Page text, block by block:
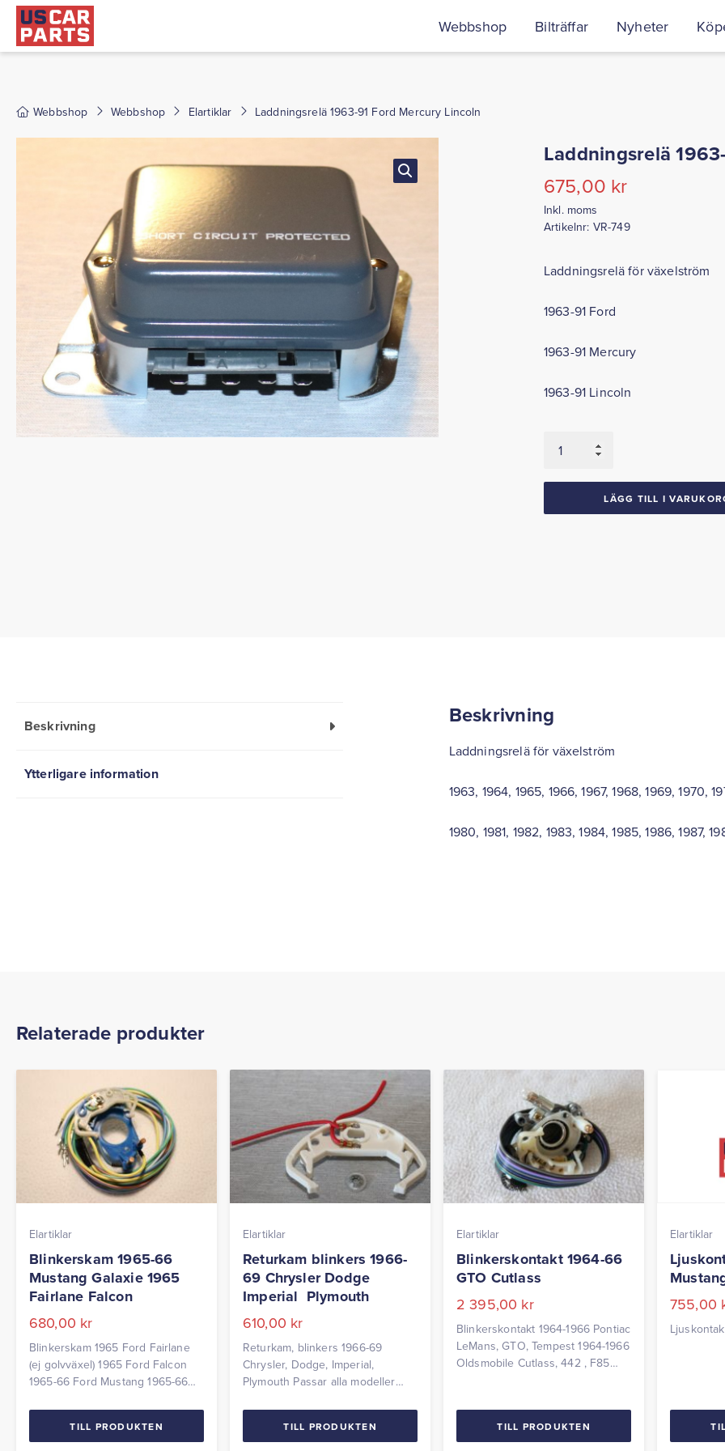
Webbshop Bilträffar Nyheter
Webbshop Webbshop Elartiklar Laddningsrelä 1963-91 Ford Mercury Lincoln
Laddningsrelä
675,00 kr
Inkl. moms
Artikelnr: VR-749
Laddningsrelä för växelström
1963-91 Ford
1963-91 Mercury
1963-91 Lincoln
1963-
LÄGG TILL I
Beskrivning
Ytterligare information
Beskrivning
Laddningsrelä för växelström
1963, 1964, 1965, 1966, 1967, 1968, 1969, 1970,
1980, 1981, 1982, 1983, 1984, 1985, 1986, 1987,
Relaterade produkter
Elartiklar
Blinkerskam 1965-66
Mustang Galaxie 1965
Fairlane Falcon
680,00 kr
Blinkerskam 1965 Ford Fairlane
(ej golvväxel) 1965 Ford Falcon
1965-66 Ford Mustang 1965-66
TILL PRODUKTEN
Elartiklar
Returkam blinkers 1966-
69 Chrysler Dodge
Imperial Plymouth
610,00 kr
Returkam, blinkers 1966-69
Chrysler, Dodge, Imperial,
Plymouth Passar alla modeller
TILL PRODUKTEN
Elartiklar
Blinkerskontakt 1964-66
GTO Cutlass
2 395,00 kr
Blinkerskontakt 1964-1966 Pontiac
LeMans, GTO, Tempest 1964-1966
Oldsmobile Cutlass, 442 , F85
TILL PRODUKTEN
Elartiklar
755,00